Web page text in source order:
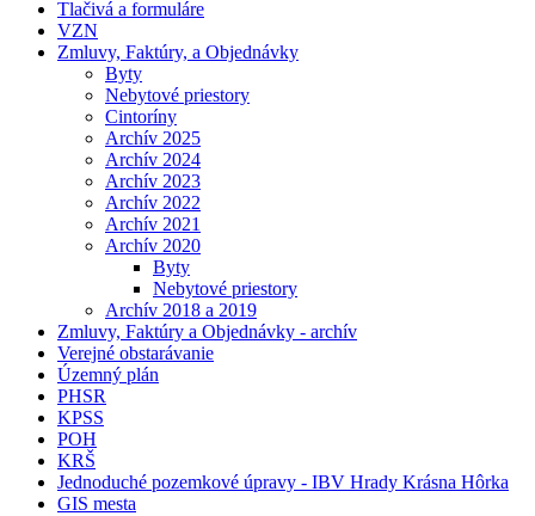
Tlačivá a formuláre
VZN
Zmluvy, Faktúry, a Objednávky
Byty
Nebytové priestory
Cintoríny
Archív 2025
Archív 2024
Archív 2023
Archív 2022
Archív 2021
Archív 2020
Byty
Nebytové priestory
Archív 2018 a 2019
Zmluvy, Faktúry a Objednávky - archív
Verejné obstarávanie
Územný plán
PHSR
KPSS
POH
KRŠ
Jednoduché pozemkové úpravy - IBV Hrady Krásna Hôrka
GIS mesta